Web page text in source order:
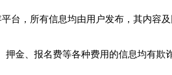
台，所有信息均由用户发布，其内容
押金、报名费等各种费用的信息均有欺